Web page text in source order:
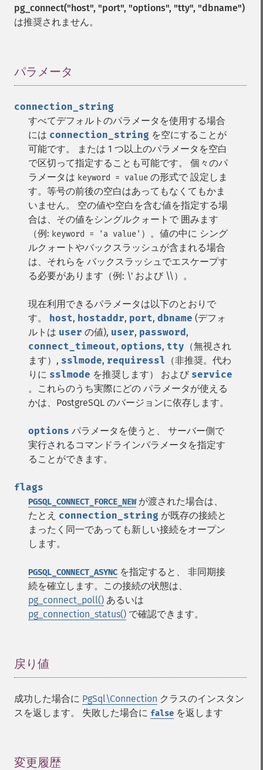
pg_connect("host", "port", "options", "tty", "dbname")
は推奨されません。
パラメータ
connection_string
すべてデフォルトのパラメータを使用する場合
には connection_string を空にすることが
可能です。 または 1 つ以上のパラメータを空白
で区切って指定することも可能です。 個々のパ
ラメータは keyword = value の形式で 設定しま
す。等号の前後の空白はあってもなくてもかま
いません。 空の値や空白を含む値を指定する場
合は、その値をシングルクォートで 囲みます
（例: keyword = 'a value' ）。値の中に シング
ルクォートやバックスラッシュが含まれる場合
は、それらを バックスラッシュでエスケープす
る必要があります（例: \' および \\）。
現在利用できるパラメータは以下のとおりで
す。 host, hostaddr, port, dbname (デフォ
ルトは user の値), user, password,
connect_timeout, options, tty （無視され
ます）, sslmode, requiressl （非推奨。代わ
りに sslmode を推奨します） および service
。これらのうち実際にどの パラメータが使える
かは、PostgreSQL のバージョンに依存します。
options パラメータを使うと、 サーバー側で
実行されるコマンドラインパラメータを指定す
ることができます。
flags
PGSQL_CONNECT_FORCE_NEWが渡された場合は、
たとえ connection_string が既存の接続と
まったく同一であっても新しい接続をオープン
します。
PGSQL_CONNECT_ASYNC を指定すると、 非同期接
続を確立します。この接続の状態は、
pg_connect_poll() あるいは
pg_connection_status() で確認できます。
戻り値
成功した場合に PgSql\Connection クラスのインスタン
スを返します。 失敗した場合に false を返します
変更履歴